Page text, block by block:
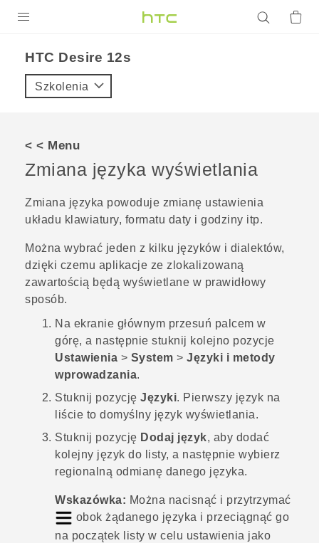
VIVE
POMOC TECHNICZNA
Urządzenia i akcesoria HTC
Zaloguj się
HTC Desire 12s‎
Szkolenia
< < Menu
Zmiana języka wyświetlania
Zmiana języka powoduje zmianę ustawienia
układu klawiatury, formatu daty i godziny itp.
Można wybrać jeden z kilku języków i dialektów,
dzięki czemu aplikacje ze zlokalizowaną
zawartością będą wyświetlane w prawidłowy
sposób.
Na ekranie głównym przesuń palcem w
górę, a następnie stuknij kolejno pozycje
Ustawienia > System > Języki i metody
wprowadzania.
Stuknij pozycję Języki. Pierwszy język na
liście to domyślny język wyświetlania.
Stuknij pozycję Dodaj język, aby dodać
kolejny język do listy, a następnie wybierz
regionalną odmianę danego języka.
Wskazówka: Można nacisnąć i przytrzymać
obok żądanego języka i przeciągnąć go
na początek listy w celu ustawienia jako